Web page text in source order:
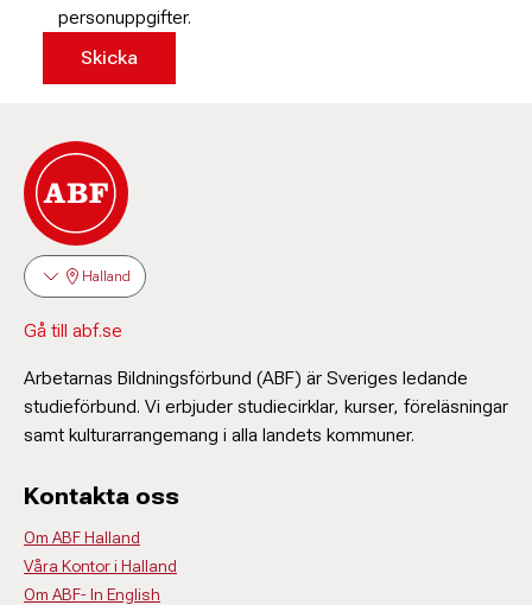
personuppgifter.
Halland
Gå till abf.se
Arbetarnas Bildningsförbund (ABF) är Sveriges ledande
studieförbund. Vi erbjuder studiecirklar, kurser, föreläsningar
samt kulturarrangemang i alla landets kommuner.
Kontakta oss
Om ABF Halland
Våra Kontor i Halland
Om ABF- In English